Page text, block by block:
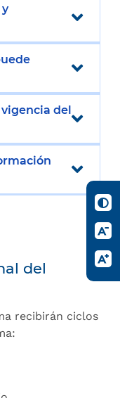
vigencia del
del
recibirán ciclos